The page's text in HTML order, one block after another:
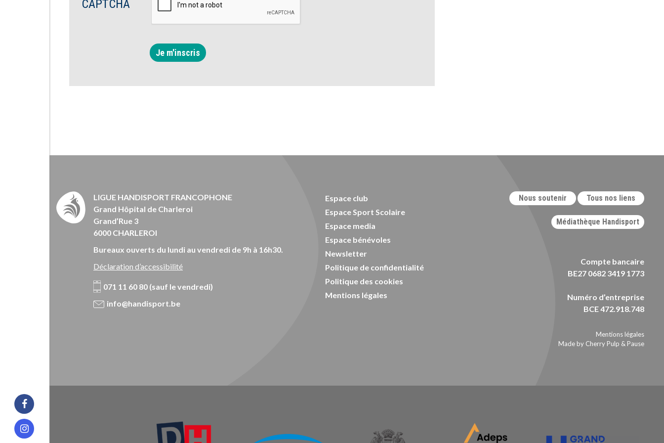
Facebook
CAPTCHA
Je m'inscris
LIGUE HANDISPORT FRANCOPHONE
Grand Hôpital de Charleroi
Grand’Rue 3
6000 CHARLEROI
Bureaux ouverts du lundi au vendredi de 9h à 16h30.
Déclaration d’accessibilité
071 11 60 80 (sauf le vendredi)
info@handisport.be
Espace club
Espace Sport Scolaire
Espace media
Espace bénévoles
Newsletter
Politique de confidentialité
Politique des cookies
Mentions légales
Nous soutenir Tous nos liens
Médiathèque Handisport
Compte bancaire
BE27 0682 3419 1773
Numéro d’entreprise
BCE 472.918.748
Mentions légales
Made by Cherry Pulp & Pause